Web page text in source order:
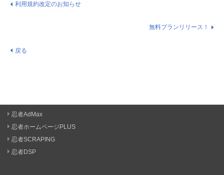
利用規約改定のお知らせ
無料プランリリース！
戻る
忍者AdMax
忍者ホームページPLUS
忍者SCRAPING
忍者DSP